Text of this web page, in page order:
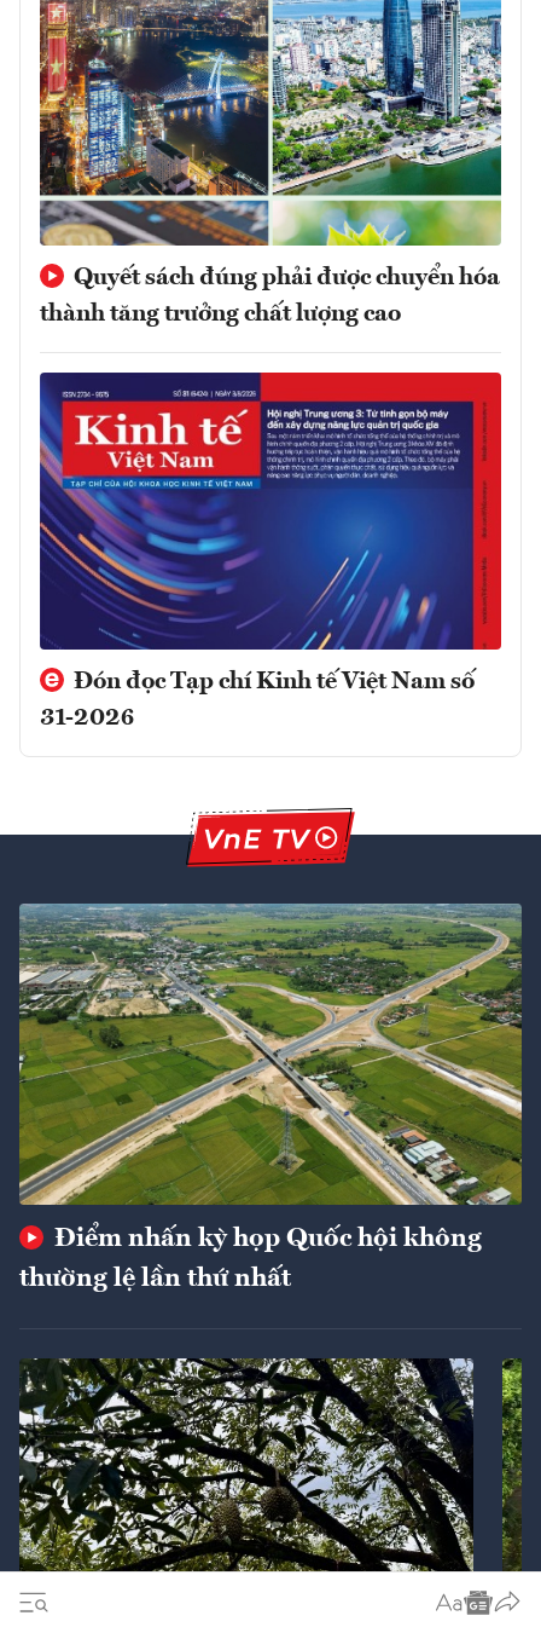
Quyết sách đúng phải được chuyển hóa
thành tăng trưởng chất lượng cao
Đón đọc Tạp chí Kinh tế Việt Nam số
31-2026
Điểm nhấn kỳ họp Quốc hội không
thường lệ lần thứ nhất